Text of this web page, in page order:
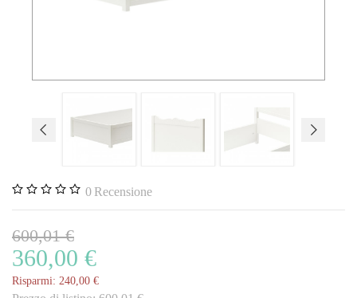
0 Recensione
600,01 €
360,00 €
Risparmi: 240,00 €